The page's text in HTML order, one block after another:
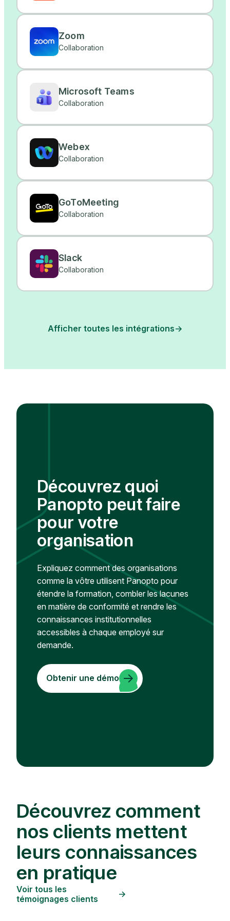
Zoom
Collaboration
Microsoft Teams
Collaboration
Webex
Collaboration
GoToMeeting
Collaboration
Slack
Collaboration
Afficher toutes les intégrations
Découvrez quoi
Panopto peut faire
pour votre
organisation
Expliquez comment des organisations
comme la vôtre utilisent Panopto pour
étendre la formation, combler les lacunes
en matière de conformité et rendre les
connaissances institutionnelles
accessibles à chaque employé sur
demande.
Obtenir une démo
Découvrez comment
nos clients mettent
leurs connaissances
en pratique
Voir tous les
témoignages clients